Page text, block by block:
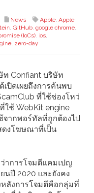
News Apple, Apple
, GitHub, google chrome,
(IoCs), ios,
, zero-day
Confiant บริษัท
ปิดเผยถึงการค้นพบ
ที่ใช้ช่องโหว่
ใช้ WebKit engine
จากพอร์ทัลที่ถูกต้องไป
ดงโฆษณาที่เป็น
าการโจมตีแคมเปญ
นปี 2020 และยังคง
หลังการโจมตีคือกลุ่มที่